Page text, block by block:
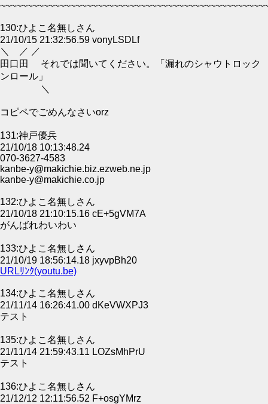
130:ひよこ名無しさん
21/10/15 21:32:56.59 vonyLSDLf
＼ ／ ／
田口田 それでは聞いてください。「漏れのシャウトロック
ンロール」
＼
コピペでごめんなさいorz
131:神戸優兵
21/10/18 10:13:48.24
070-3627-4583
kanbe-y@makichie.biz.ezweb.ne.jp
kanbe-y@makichie.co.jp
132:ひよこ名無しさん
21/10/18 21:10:15.16 cE+5gVM7A
がんばれわいわい
133:ひよこ名無しさん
21/10/19 18:56:14.18 jxyvpBh20
URLﾘﾝｸ(youtu.be)
134:ひよこ名無しさん
21/11/14 16:26:41.00 dKeVWXPJ3
テスト
135:ひよこ名無しさん
21/11/14 21:59:43.11 LOZsMhPrU
テスト
136:ひよこ名無しさん
21/12/12 12:11:56.52 F+osgYMrz